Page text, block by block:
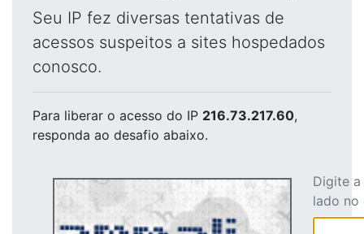
Seu IP fez diversas tentativas de
acessos suspeitos a sites hospedados
conosco.
Para liberar o acesso do IP 216.73.217.60,
responda ao desafio abaixo.
Digite
lado no